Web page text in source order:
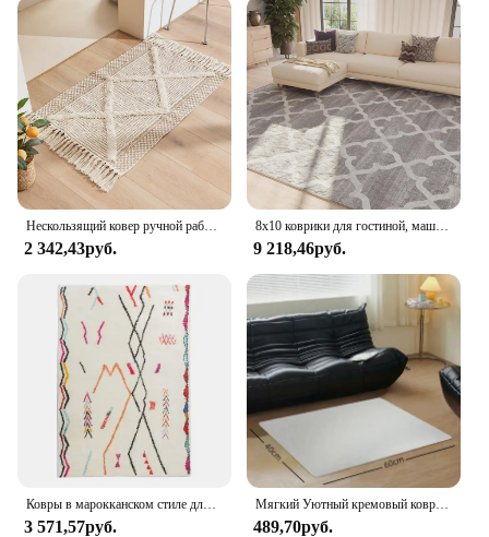
Crafted from a high-quality wool blend, this rug is
designed to withstand the test of time. Its durable
construction ensures that it can withstand the daily
wear and tear of high-traffic areas, making it a
practical choice for both residential and commercial
settings. The rug's ease of maintenance is another
standout feature, allowing for easy cleaning and
care, which is essential for a busy household or a
bustling business environment.
**Adaptable and Functional**
Whether you're looking to add warmth to a chilly
room or to create a cozy atmosphere, the Moroccan
Blythe Area Rug is an adaptable piece that can be
used in various settings. Its versatile design allows
it to complement a wide range of furniture and
decor styles, making it a go-to choice for both
homeowners and interior designers. With its ability
to enhance the acoustics of a room and provide a
comfortable surface to walk on, this rug is not just a
decorative piece but a functional one as well.
Нескользящий ковер ручной работы с кисточками в скандинавском стиле, мягкие дышащие моющиеся Коврики для спальни, домашний декор, марокканский ковер
2 342,43руб.
8x10 коврики для гостиной, машинная стирка, Нескользящие серые коврики, марокканский современный решетчатый ковер
9 218,46руб.
Ковры в марокканском стиле для гостиной, украшение для спальни, плюшевый ковер, толстый напольный коврик из Персии, домашний пушистый мягкий учебный ковер
3 571,57руб.
Мягкий Уютный кремовый коврик из марокканского берберского берега, декоративный коврик для гостиной, бежевый черный ацтекский декоративный коврик для спальни
489,70руб.